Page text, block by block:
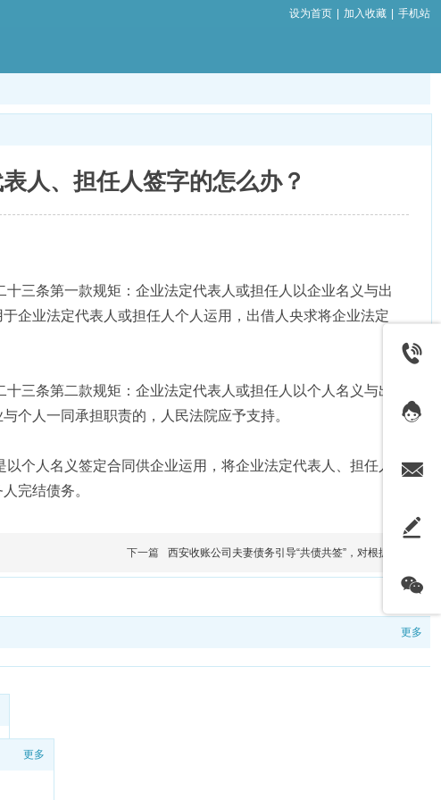
设为首页 加入收藏 手机站
人、担任人签字的怎么办？
三条第一款规矩：企业法定代表人或担任人以企业名义与出
企业法定代表人或担任人个人运用，出借人央求将企业法定
三条第二款规矩：企业法定代表人或担任人以个人名义与出
个人一同承担职责的，人民法院应予支持。
个人名义签定合同供企业运用，将企业法定代表人、担任人
完结债务。
下一篇 西安收账公司​夫妻债务引导“共债共签”，对根据一
更多
更多